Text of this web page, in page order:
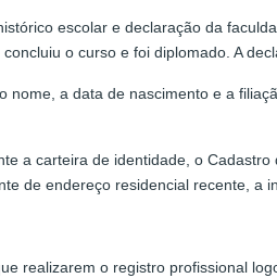
escolar e declaração da
o curso e foi diplomado. A
a data de nascimento e a
a carteira de identidade, o
de endereço residencial recente,
realizarem o registro profissional